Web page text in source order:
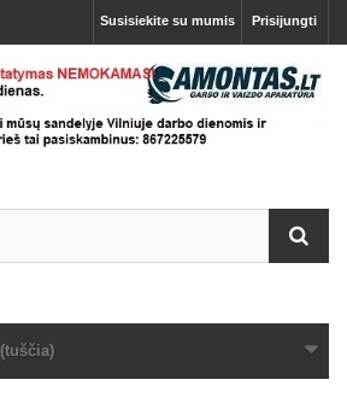
Prisijungti
Susisiekite su mumis
(tuščia)